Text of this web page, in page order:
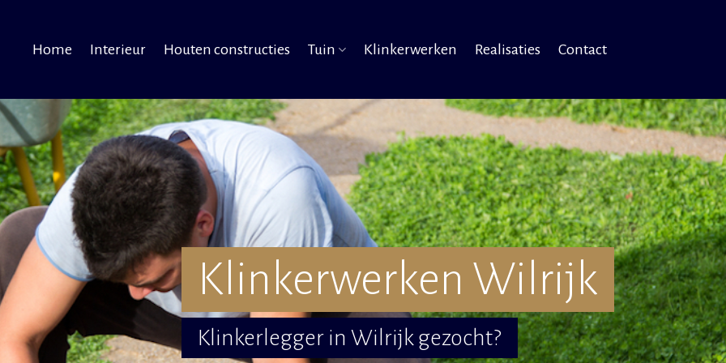
Home Interieur Houten constructies Tuin Klinkerwerken Realisaties Contact
Klinkerwerken Wilrijk
Klinkerlegger in Wilrijk gezocht?